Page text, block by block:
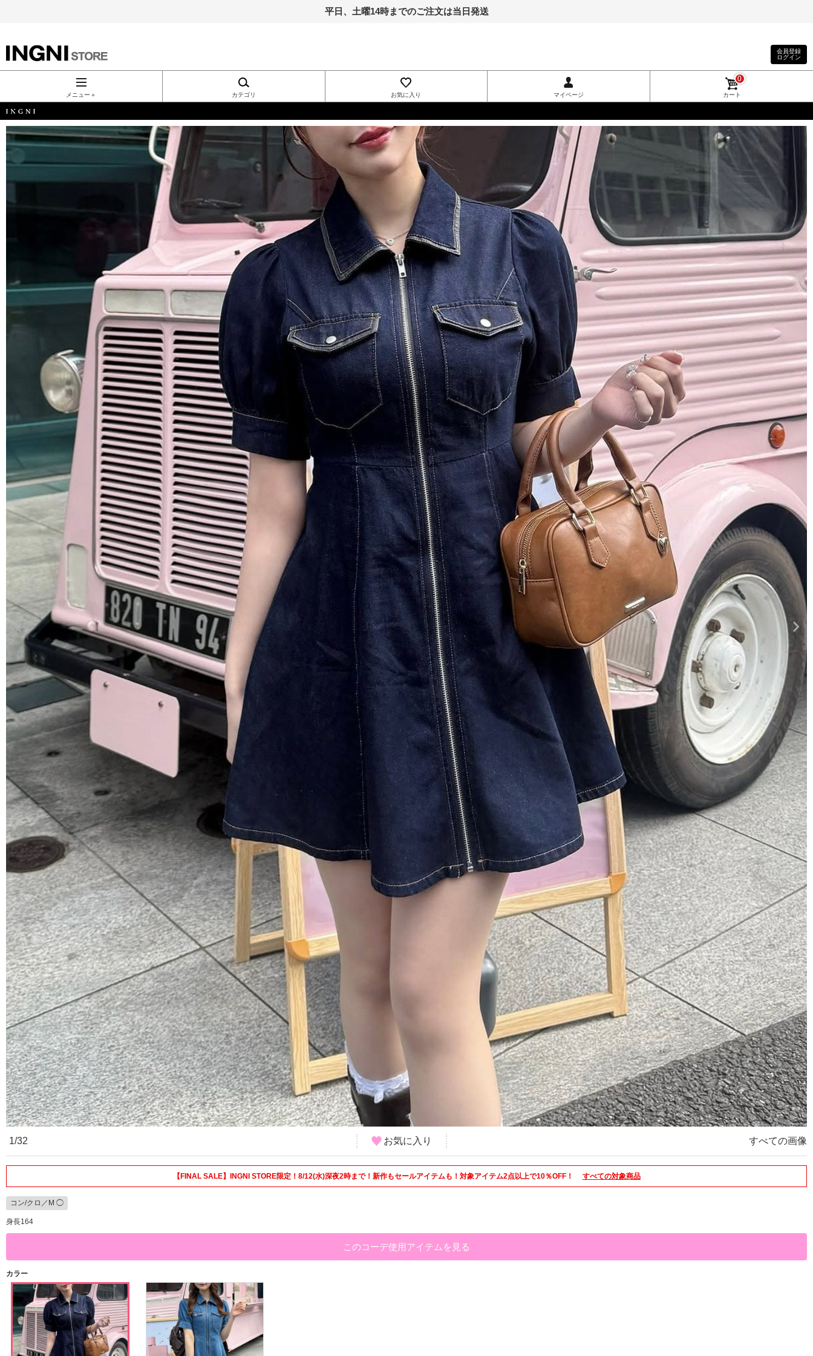
平日、土曜14時までのご注文は当日発送
INGNI（イン
グ）公式通
販｜INGNI
STORE
会員登録
ログイン
メニュー＋ カテゴリ お気に入り マイページ カート
0
INGNI
1/32 お気に入り すべての画像
【FINAL SALE】INGNI STORE限定！8/12(水)深夜2時まで！新作もセールアイテムも！対象アイテム2点以上で10％OFF！ すべての対象商品
コン/クロ／M ◯
身長164
このコーデ使用アイテムを見る
カラー